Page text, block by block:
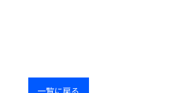
一覧に戻る